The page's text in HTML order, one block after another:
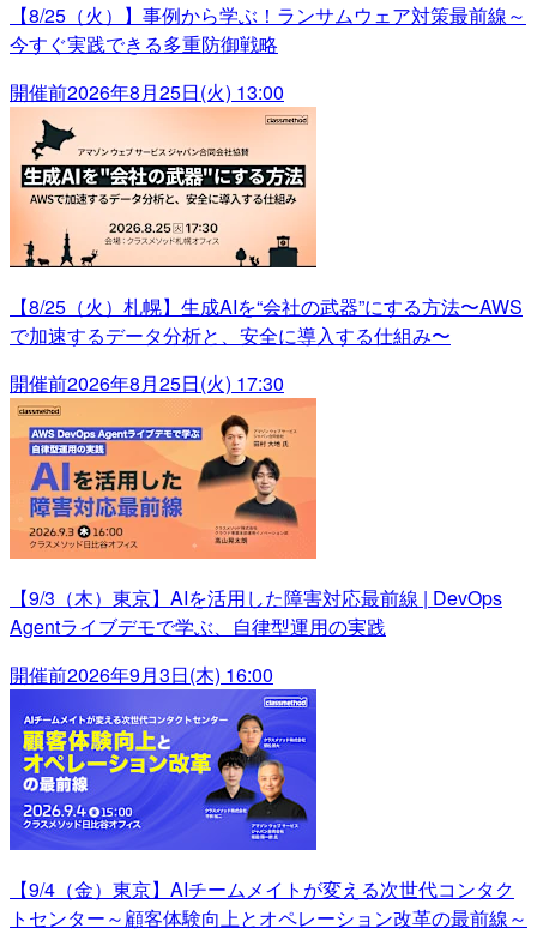
【8/25（火）】事例から学ぶ！ランサムウェア対策最前線～
今すぐ実践できる多重防御戦略
開催前2026年8月25日(火) 13:00
【8/25（火）札幌】生成AIを“会社の武器”にする方法〜AWS
で加速するデータ分析と、安全に導入する仕組み〜
開催前2026年8月25日(火) 17:30
【9/3（木）東京】AIを活用した障害対応最前線 | DevOps
Agentライブデモで学ぶ、自律型運用の実践
開催前2026年9月3日(木) 16:00
【9/4（金）東京】AIチームメイトが変える次世代コンタク
トセンター～顧客体験向上とオペレーション改革の最前線～